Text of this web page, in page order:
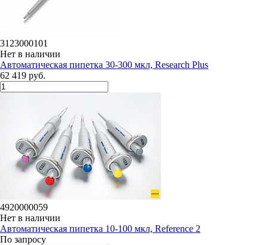
3123000101
Нет в наличии
Автоматическая пипетка 30-300 мкл, Research Plus
62 419 руб.
4920000059
Нет в наличии
Автоматическая пипетка 10-100 мкл, Reference 2
По запросу